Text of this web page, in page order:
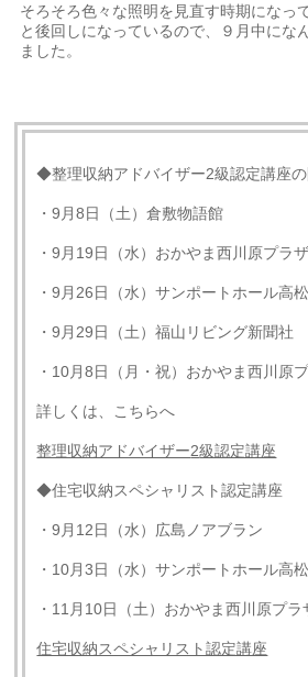
そろそろ色々な照明を見直す時期になっ
と後回しになっているので、９月中にな
ました。
◆整理収納アドバイザー2級認定講座
・9月8日（土）倉敷物語館
・9月19日（水）おかやま西川原プラザ
・9月26日（水）サンポートホール高松
・9月29日（土）福山リビング新聞社
・10月8日（月・祝）おかやま西川原
詳しくは、こちらへ
整理収納アドバイザー2級認定講座
◆住宅収納スペシャリスト認定講座
・9月12日（水）広島ノアブラン
・10月3日（水）サンポートホール高松
・11月10日（土）おかやま西川原プラ
住宅収納スペシャリスト認定講座